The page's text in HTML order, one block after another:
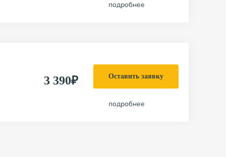
подробнее
3 390₽ Оставить заявку
подробнее